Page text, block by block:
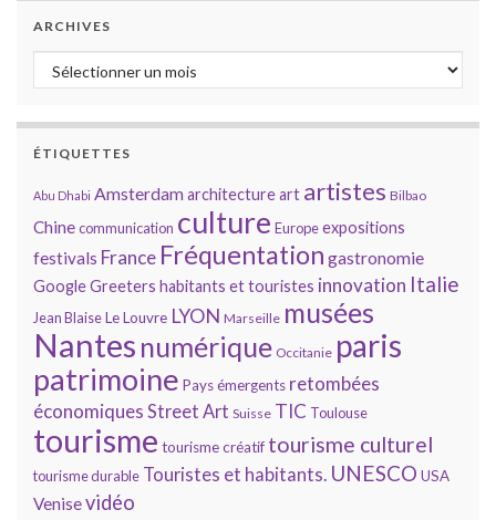
ARCHIVES
Archives
ÉTIQUETTES
Abu Dhabi Amsterdamarchitectureart artistes Bilbao
Chinecommunication culture Europeexpositions
festivals France Fréquentation gastronomie
GoogleGreeters habitants et touristes innovation Italie
Jean BlaiseLe Louvre LYON Marseille musées
Nantes numérique Occitanie paris
patrimoine Pays émergents retombées
économiques Street Art Suisse TIC Toulouse
tourisme tourisme créatif tourisme culturel
tourisme durable Touristes et habitants. UNESCO USA
Venisevidéo